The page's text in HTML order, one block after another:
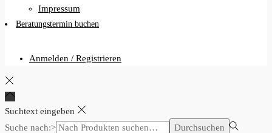
Impressum
Beratungstermin buchen
Anmelden / Registrieren
Suchtext eingeben
Suche nach:>
Durchsuchen